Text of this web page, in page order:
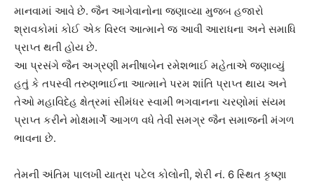
માનવામાં આવે છે. જૈન આગેવાનોના જણાવ્યા મુજબ હજારો
શ્રાવકોમાં કોઈ એક વિરલ આત્માને જ આવી આરાધના અને સમાધિ
પ્રાપ્ત થતી હોય છે.
આ પ્રસંગે જૈન અગ્રણી મનીષાબેન રમેશભાઈ મહેતાએ જણાવ્યું
હતું કે તપસ્વી તરુણભાઈના આત્માને પરમ શાંતિ પ્રાપ્ત થાય અને
તેઓ મહાવિદેહ ક્ષેત્રમાં સીમંધર સ્વામી ભગવાનના ચરણોમાં સંયમ
પ્રાપ્ત કરીને મોક્ષમાર્ગે આગળ વધે તેવી સમગ્ર જૈન સમાજની મંગળ
ભાવના છે.
તેમની અંતિમ પાલખી યાત્રા પટેલ કોલોની, શેરી નં. 6 સ્થિત કૃષ્ણા